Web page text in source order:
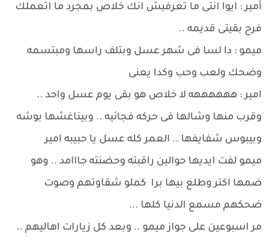
أمير : ايوا انتى ما تعرفيش انك خلاص بمجرد ما اتعملك
فرح بقيتى قديمه ..
ميمو : دا لسا فى شهر عسل وبتلف راسها ومبتسمه
وضحك ولعب وحب وكدا يعنى
امير : ههههههه لا خلاص هو بقى يوم عسل واحد ..
وقرب منها وشالها فى حركه فجائيه .. وبيناغشها بوشه
وبيبوس شفايفها .. العمر كله عسل يا حبيبه امير
ميمو لفت ايديها حوالين راقبته وحضنته جااامد .. وهو
ضمها اكتر وطلع بيها برا كملو شقاوتهم وصوت
ضحكهم مسمع الدنيا كلها ...
مر اسبوعين على جواز ميمو .. وبعد كل زيارات اهاليهم ..